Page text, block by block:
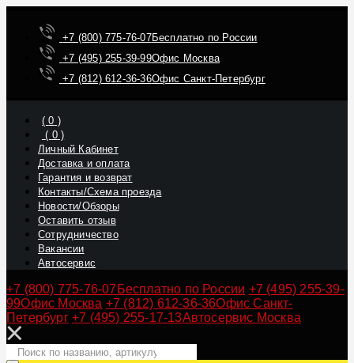
+7 (800) 775-76-07Бесплатно по России
+7 (495) 255-39-99Офис Москва
+7 (812) 612-36-36Офис Санкт-Петербург
(0 )
( 0)
Личный Кабинет
Доставка и оплата
Гарантия и возврат
Контакты/Схема проезда
Новости/Обзоры
Оставить отзыв
Сотрудничество
Вакансии
Автосервис
+7 (800) 775-76-07 Бесплатно по России +7 (495) 255-39-
99Офис Москва +7 (812) 612-36-36Офис Санкт-
Петербург +7 (495) 255-17-13Автосервис Москва